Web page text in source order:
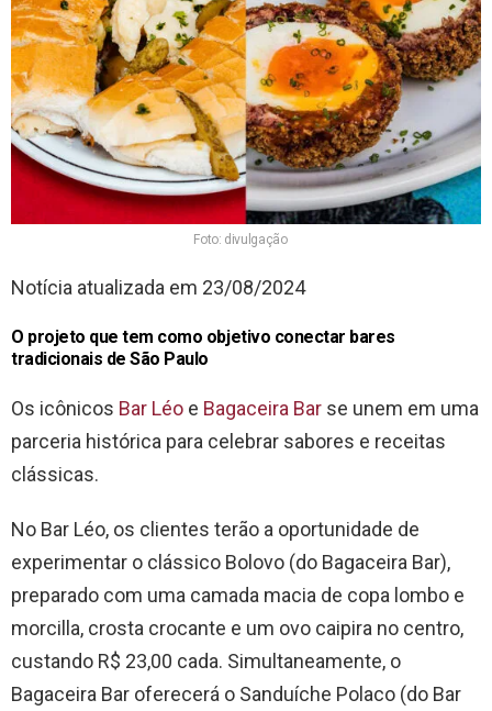
Foto: divulgação
Notícia atualizada em 23/08/2024
O projeto que tem como objetivo conectar bares
tradicionais de São Paulo
Os icônicos Bar Léo e Bagaceira Bar se unem em uma
parceria histórica para celebrar sabores e receitas
clássicas.
No Bar Léo, os clientes terão a oportunidade de
experimentar o clássico Bolovo (do Bagaceira Bar),
preparado com uma camada macia de copa lombo e
morcilla, crosta crocante e um ovo caipira no centro,
custando R$ 23,00 cada. Simultaneamente, o
Bagaceira Bar oferecerá o Sanduíche Polaco (do Bar